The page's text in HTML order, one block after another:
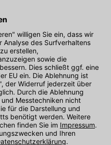
bis freitags von 08:00 - 17:00
/ 151-151für Sie erreichbar.
nutzen.
finden Sie